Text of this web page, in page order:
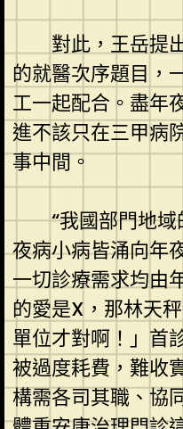
對此，王岳提
的就醫次序題目，
工一起配合。盡年
進不該只在三甲病
事中間。
“我國部門地域
夜病小病皆涌向年
一切診療需求均由
的愛是X，那林天
單位才對啊！」首
被過度耗費，難收
構需各司其職、協